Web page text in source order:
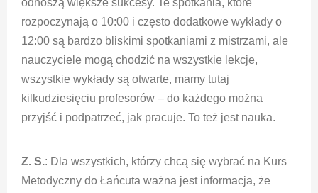
odnoszą większe sukcesy. Te spotkania, które
rozpoczynają o 10:00 i często dodatkowe wykłady o
12:00 są bardzo bliskimi spotkaniami z mistrzami, ale
nauczyciele mogą chodzić na wszystkie lekcje,
wszystkie wykłady są otwarte, mamy tutaj
kilkudziesięciu profesorów – do każdego można
przyjść i podpatrzeć, jak pracuje. To też jest nauka.
Z. S.: Dla wszystkich, którzy chcą się wybrać na Kurs
Metodyczny do Łańcuta ważna jest informacja, że